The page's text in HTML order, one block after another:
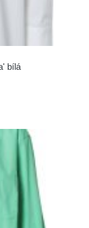
bílá